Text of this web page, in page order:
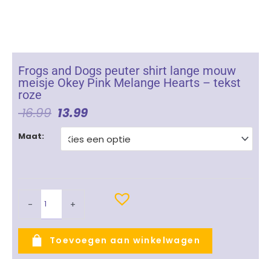
Frogs and Dogs peuter shirt lange mouw
meisje Okey Pink Melange Hearts – tekst
roze
16.99 Oorspronkelijke
Prijs
Was:
€ 16.99.
13.99Huidige
Prijs
Is:
€ 13.99.
Maat:
-
Frogs
meisje
Okey
Pink
+
Toevoegen aan winkelwagen